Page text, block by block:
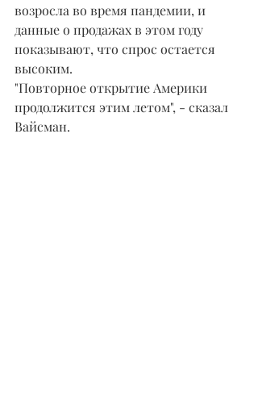
возросла во время пандемии, и
данные о продажах в этом году
показывают, что спрос остается
высоким.
"Повторное открытие Америки
продолжится этим летом", - сказал
Вайсман.